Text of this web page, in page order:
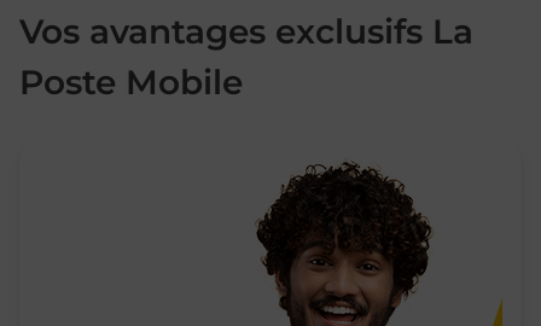
Vos avantages exclusifs La
Poste Mobile